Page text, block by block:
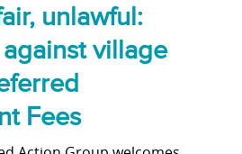
unlawful:
village
Fees